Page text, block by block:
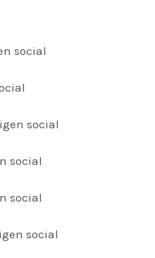
social
social
social
social
social